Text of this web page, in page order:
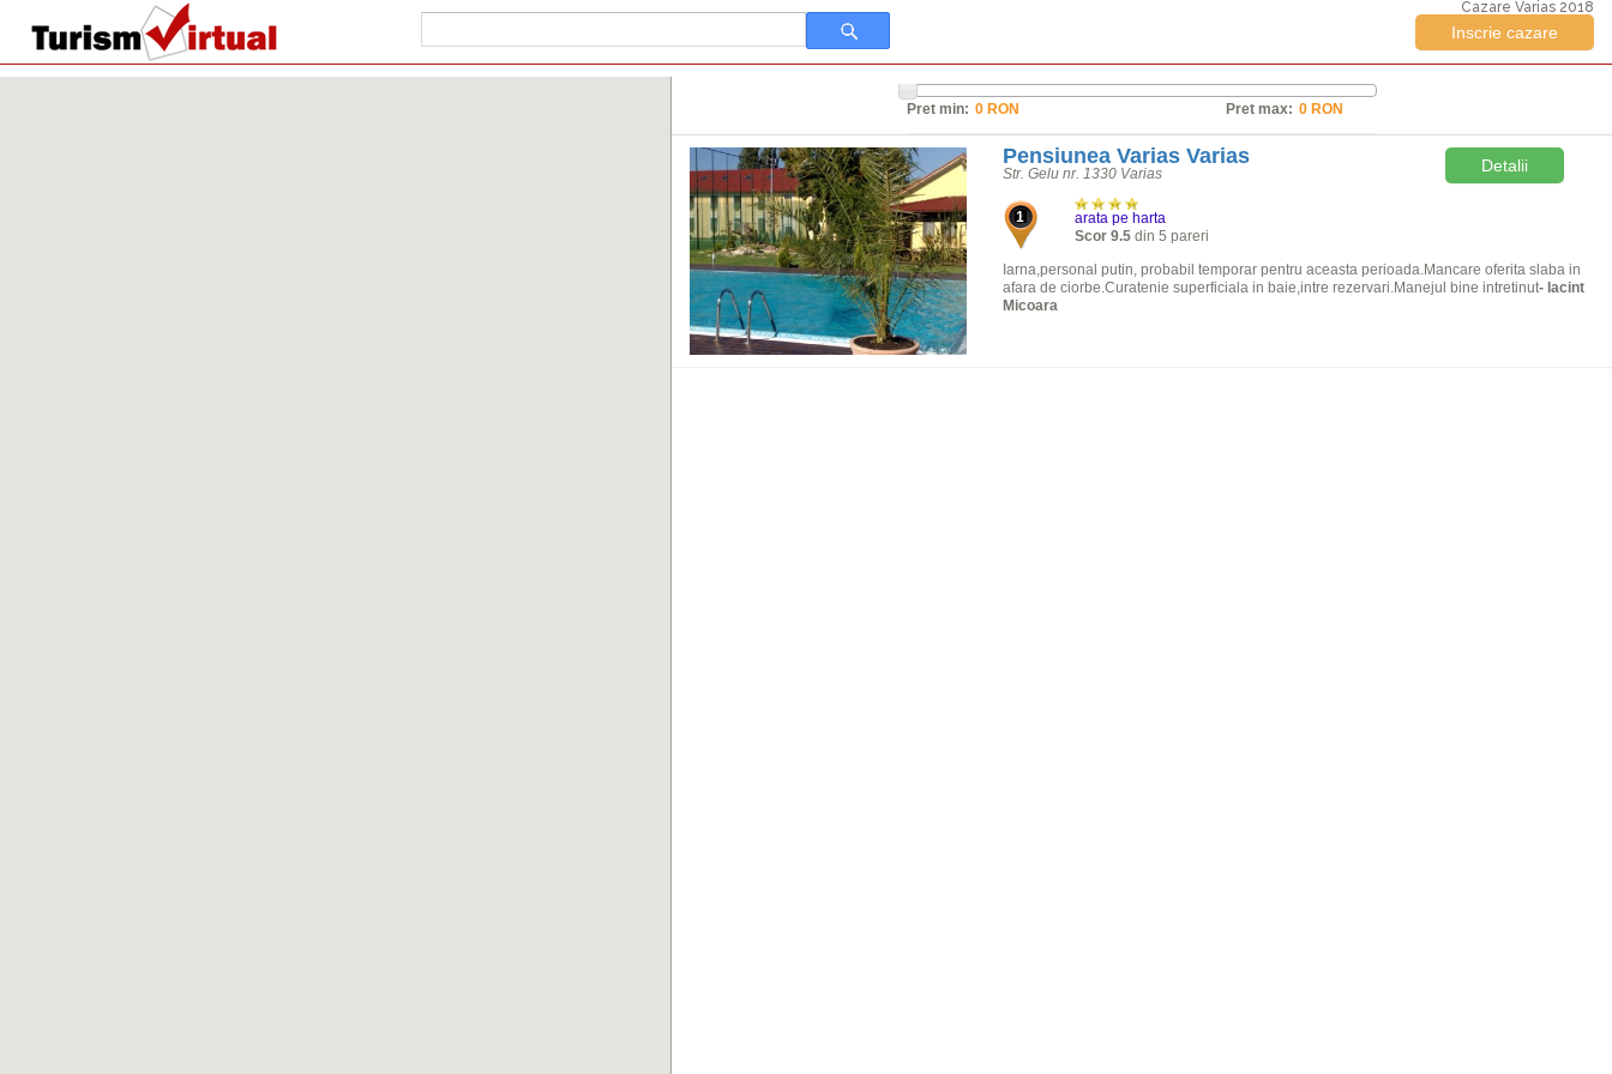
Cazare Varias 2018
Inscrie cazare
Pret min: Pret max:
Pensiunea Varias Varias
Str. Gelu nr. 1330 Varias
1
arata pe harta
Scor 9.5 din 5 pareri
Detalii
Iarna,personal putin, probabil temporar pentru aceasta perioada.Mancare oferita slaba in
afara de ciorbe.Curatenie superficiala in baie,intre rezervari.Manejul bine intretinut- Iacint
Micoara